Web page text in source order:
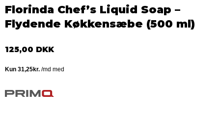
Florinda Chef’s Liquid Soap –
Flydende Køkkensæbe (500 ml)
125,00 DKK